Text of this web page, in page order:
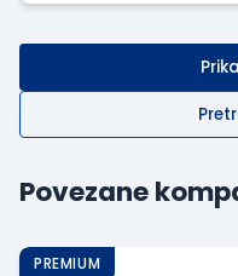
Povezane
PREMIUM